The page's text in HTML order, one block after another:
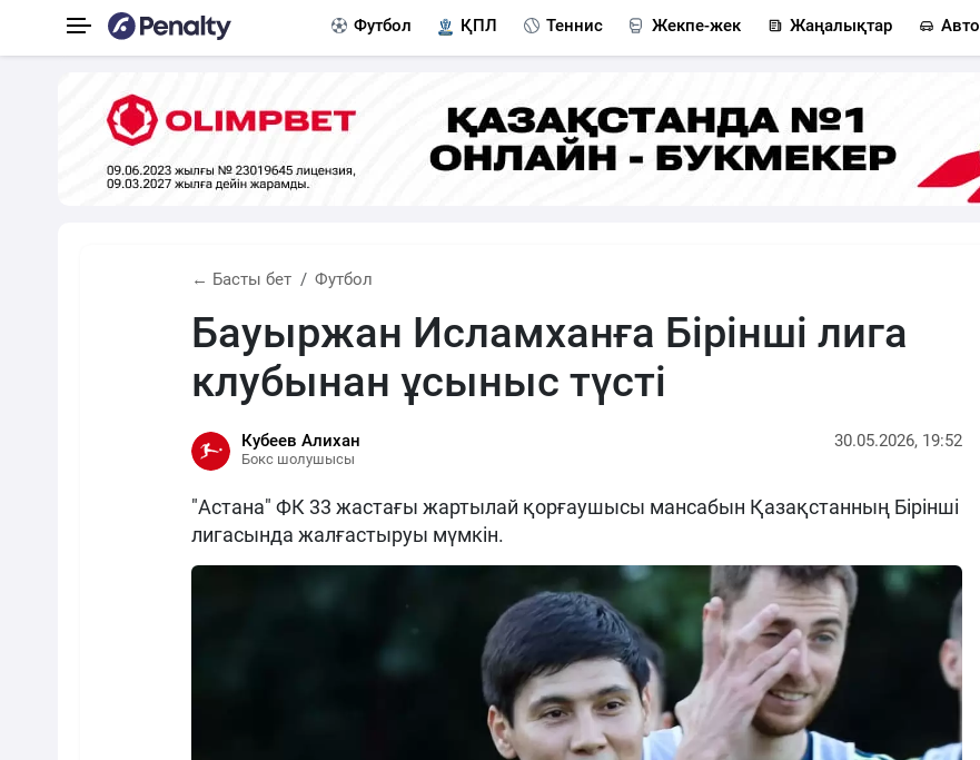
Футбол ҚПЛ Теннис Жекпе-жек Жаңалықтар Авто
← Басты бет Футбол
Бауыржан Исламханға Бірінші лига
клубынан ұсыныс түсті
Кубеев Алихан
Бокс шолушысы
30.05.2026, 19:52
"Астана" ФК 33 жастағы жартылай қорғаушысы мансабын Қазақстанның Бірінші
лигасында жалғастыруы мүмкін.